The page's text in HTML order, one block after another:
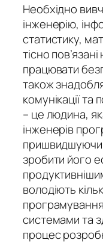
Необхідно
інженерію,
статистику,
тісно
працювати
також
комунікації та
– це людина,
інженерів
зробити його
володіють
системами та
процес